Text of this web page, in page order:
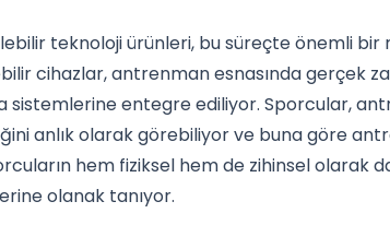
teknoloji ürünleri, bu süreçte önemli bir
cihazlar, antrenman esnasında gerçek
sistemlerine entegre ediliyor. Sporcular,
anlık olarak görebiliyor ve buna göre
hem fiziksel hem de zihinsel olarak
olanak tanıyor.